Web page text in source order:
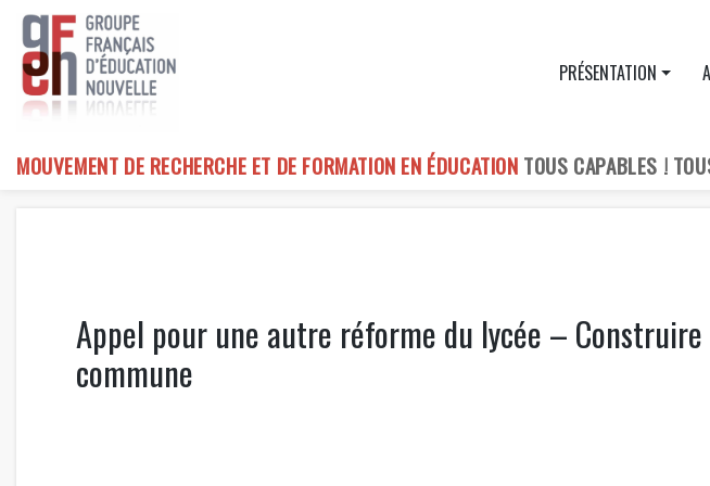
Skip
content
MOUVEMENT DE RECHERCHE ET DE FORMATION EN ÉDUCATION TOUS CAPABLES !
PRÉSENTATION
Appel pour une autre réforme du lycée –
commune